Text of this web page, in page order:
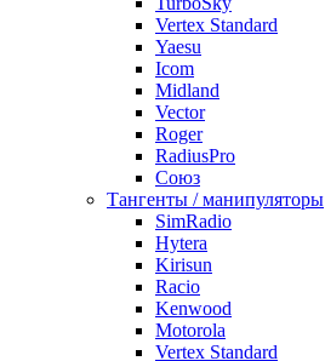
Vertex Standard
Yaesu
Icom
Midland
Vector
Roger
RadiusPro
Союз
Тангенты / манипуляторы
SimRadio
Hytera
Kirisun
Racio
Kenwood
Motorola
Vertex Standard